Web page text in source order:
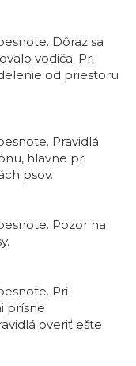
Dôraz sa
vodiča. Pri
od priestoru
Pravidlá
hlavne pri
psov.
Pozor na
Pri
prísne
overiť ešte